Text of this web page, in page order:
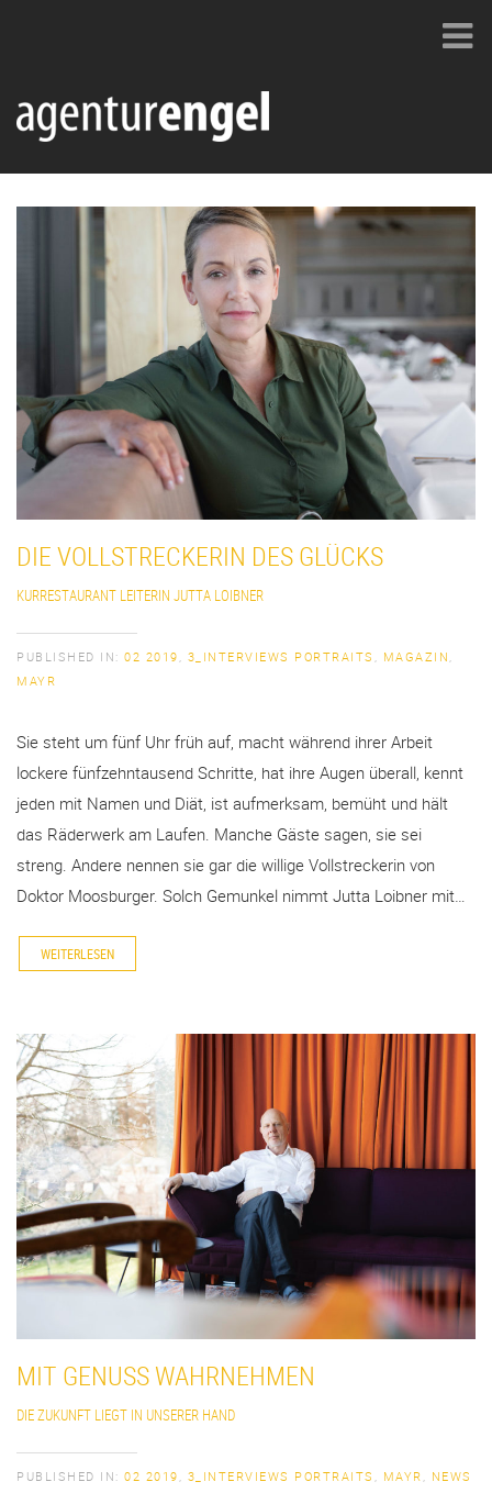
DIE VOLLSTRECKERIN DES GLÜCKS
KURRESTAURANT LEITERIN JUTTA LOIBNER
PUBLISHED IN: 02 2019 , 3_INTERVIEWS PORTRAITS , MAGAZIN ,
MAYR
Sie steht um fünf Uhr früh auf, macht während ihrer Arbeit
lockere fünfzehntausend Schritte, hat ihre Augen überall, kennt
jeden mit Namen und Diät, ist aufmerksam, bemüht und hält
das Räderwerk am Laufen. Manche Gäste sagen, sie sei
streng. Andere nennen sie gar die willige Vollstreckerin von
Doktor Moosburger. Solch Gemunkel nimmt Jutta Loibner mit…
WEITERLESEN
MIT GENUSS WAHRNEHMEN
DIE ZUKUNFT LIEGT IN UNSERER HAND
PUBLISHED IN: 02 2019 , 3_INTERVIEWS PORTRAITS , MAYR , NEWS